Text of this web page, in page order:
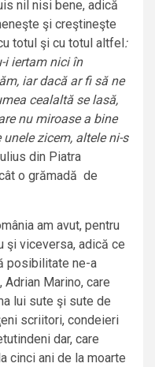
nil nisi bene, adică
şi creştineşte
totul şi cu totul altfel :
i iertam nici în
iar dacă ar fi să ne
cealaltă se lasă,
nu miroase a bine
zicem, altele ni-s
din Piatra
o grămadă de
am avut, pentru
şi viceversa, adică ce
posibilitate ne-a
Marino, care
lui sute şi sute de
scriitori, condeieri
dar, care
cinci ani de la moarte